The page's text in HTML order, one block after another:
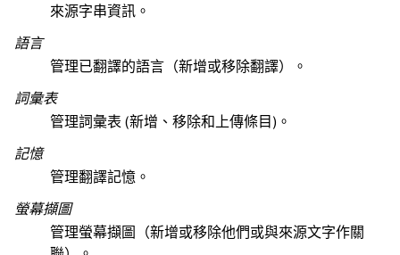
來源字串資訊。
語言
管理已翻譯的語言（新增或移除翻譯）。
詞彙表
管理詞彙表 (新增、移除和上傳條目)。
記憶
管理翻譯記憶。
螢幕擷圖
管理螢幕擷圖（新增或移除他們或與來源文字作關